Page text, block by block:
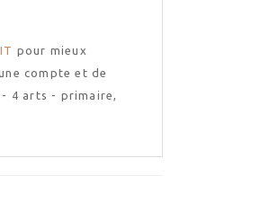
pour mieux
compte et de
4 arts - primaire,